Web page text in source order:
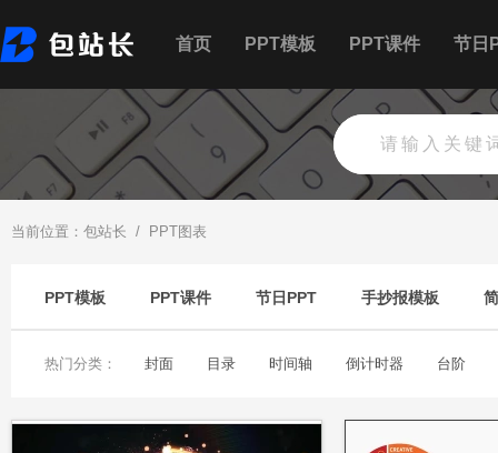
首页 PPT模板 PPT课件 节日
当前位置： 包站长 / PPT图表
PPT模板 PPT课件 节日PPT 手抄报模板
热门分类： 封面 目录 时间轴 倒计时器 台阶